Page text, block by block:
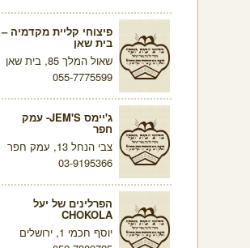
פיצוחי קליית מקדמיה –
בית שאן
שאול המלך 85, בית שאן
055-7775599
ג'יימס JEM'S- עמק
חפר
צבי הנחל 13, עמק חפר
03-9195366
הפרלינים של יעל
CHOKOLA
יוסף חכמי 1, ירושלים